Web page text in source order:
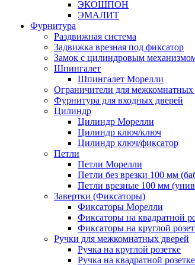
ЭКОШПОН
ЭМАЛИТ
Фурнитура
Раздвижная система
Задвижка врезная под фиксатор
Замок с цилиндровым
Шпингалет
Шпингалет Морелли
Ограничители для межкомнатных
Фурнитура для входных дверей
Цилиндр
Цилиндр Морелли
Цилиндр ключ/ключ
Цилиндр ключ/фиксатор
Петли
Петли Морелли
Петли без врезки 100 мм
Петли врезные 100 мм
Завертки (Фиксаторы)
Фиксаторы Морелли
Фиксаторы на квадратной
Фиксаторы на круглой
Ручки для межкомнатных дверей
Ручка на круглой розетке
Ручка на квадратной розетке